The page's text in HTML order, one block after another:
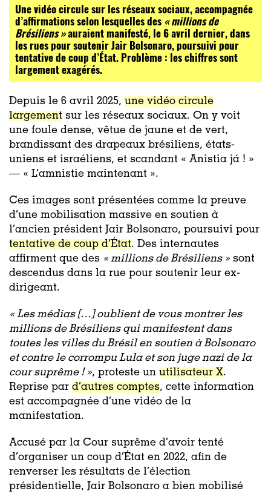
Une vidéo circule sur les réseaux sociaux, accompagnée
d’affirmations selon lesquelles des « millions de
Brésiliens »auraient manifesté, le 6 avril dernier, dans
les rues pour soutenir Jair Bolsonaro, poursuivi pour
tentative de coup d’État. Problème : les chiffres sont
largement exagérés.
Depuis le 6 avril 2025, une vidéo circule
largement sur les réseaux sociaux. On y voit
une foule dense, vêtue de jaune et de vert,
brandissant des drapeaux brésiliens, états-
uniens et israéliens, et scandant « Anistia já ! »
— « L’amnistie maintenant ».
Ces images sont présentées comme la preuve
d’une mobilisation massive en soutien à
l’ancien président Jair Bolsonaro, poursuivi pour
tentative de coup d’État. Des internautes
affirment que des « millions de Brésiliens » sont
descendus dans la rue pour soutenir leur ex-
dirigeant.
« Les médias […] oublient de vous montrer les
millions de Brésiliens qui manifestent dans
toutes les villes du Brésil en soutien à Bolsonaro
et contre le corrompu Lula et son juge nazi de la
cour suprême ! », proteste un utilisateur X.
Reprise par d’autres comptes, cette information
est accompagnée d’une vidéo de la
manifestation.
Accusé par la Cour suprême d’avoir tenté
d’organiser un coup d’État en 2022, afin de
renverser les résultats de l’élection
présidentielle, Jair Bolsonaro a bien mobilisé